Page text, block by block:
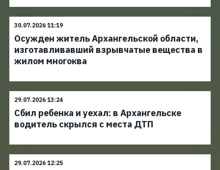
30.07.2026 11:19
Осужден житель Архангельской области,
изготавливавший взрывчатые вещества в
жилом многоква
29.07.2026 13:24
Сбил ребенка и уехал: в Архангельске
водитель скрылся с места ДТП
29.07.2026 12:25